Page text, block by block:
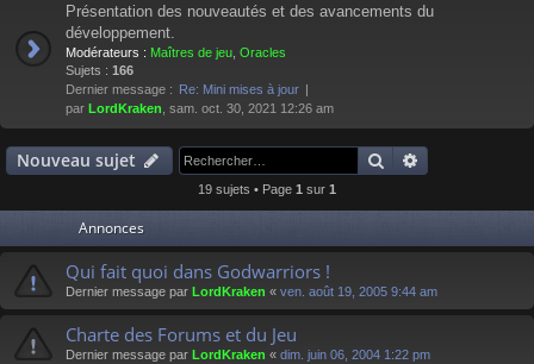
Présentation des nouveautés et des avancements du
développement.
Modérateurs : Maîtres de jeu Oracles
Sujets : 166
Dernier message : Re: Mini mises à jour
par LordKraken , sam. oct. 30, 2021 12:26 am
Nouveau sujet Rechercher
19 sujets • Page 1 sur 1
Annonces
Qui fait quoi dans Godwarriors !
Dernier message par LordKraken « ven. août 19, 2005 9:44 am
Charte des Forums et du Jeu
Dernier message par LordKraken « dim. juin 06, 2004 1:22 pm